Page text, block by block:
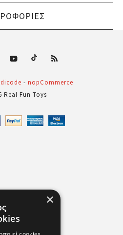
- nopCommerce
Real Fun Toys
×